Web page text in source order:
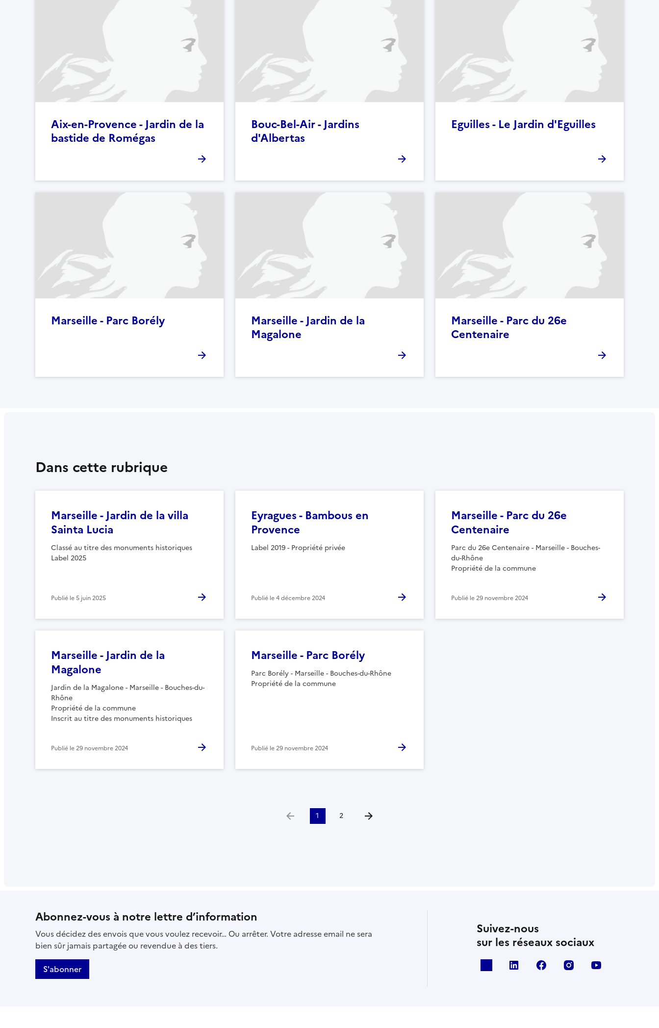
Aix-en-Provence - Jardin de la
bastide de Romégas
Bouc-Bel-Air - Jardins
d'Albertas
Eguilles - Le Jardin d'Eguilles
Marseille - Parc Borély
Marseille - Jardin de la
Magalone
Marseille - Parc du 26e
Centenaire
Dans cette rubrique
Marseille - Jardin de la villa
Sainta Lucia
Classé au titre des monuments historiques
Label 2025
Publié le5 juin 2025
Eyragues - Bambous en
Provence
Label 2019 - Propriété privée
Publié le4 décembre 2024
Marseille - Parc du 26e
Centenaire
Parc du 26e Centenaire - Marseille - Bouches-
du-Rhône
Propriété de la commune
Publié le29 novembre 2024
Marseille - Jardin de la
Magalone
Jardin de la Magalone - Marseille - Bouches-du-
Rhône
Propriété de la commune
Inscrit au titre des monuments historiques
Publié le29 novembre 2024
Marseille - Parc Borély
Parc Borély - Marseille - Bouches-du-Rhône
Propriété de la commune
Publié le29 novembre 2024
Aller à la page précédente
1 2 Aller à la page suivante
Abonnez-vous à notre lettre d’information
Vous décidez des envois que vous voulez recevoir… Ou arrêter. Votre adresse email ne sera
bien sûr jamais partagée ou revendue à des tiers.
S'abonner
Suivez-nous
sur les réseaux sociaux
linkedin facebook instagram